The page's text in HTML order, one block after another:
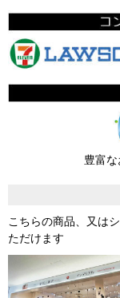
豊富
こちらの商品、又は
ただけます